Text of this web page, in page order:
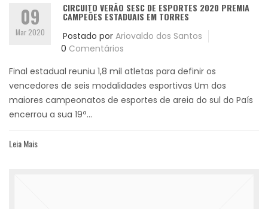
09
Mar 2020
CIRCUITO VERÃO SESC DE ESPORTES 2020 PREMIA
CAMPEÕES ESTADUAIS EM TORRES
Postado por Ariovaldo dos Santos
0 Comentários
Final estadual reuniu 1,8 mil atletas para definir os
vencedores de seis modalidades esportivas Um dos
maiores campeonatos de esportes de areia do sul do País
encerrou a sua 19ª...
Leia Mais